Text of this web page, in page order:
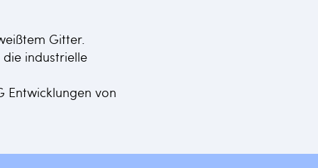
Gitter.
industrielle
Entwicklungen von